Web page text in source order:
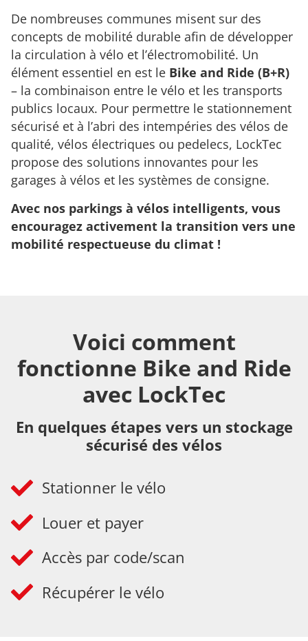
De nombreuses communes misent sur des
concepts de mobilité durable afin de développer
la circulation à vélo et l’électromobilité. Un
élément essentiel en est le Bike and Ride (B+R)
– la combinaison entre le vélo et les transports
publics locaux. Pour permettre le stationnement
sécurisé et à l’abri des intempéries des vélos de
qualité, vélos électriques ou pedelecs, LockTec
propose des solutions innovantes pour les
garages à vélos et les systèmes de consigne.
Avec nos parkings à vélos intelligents, vous
encouragez activement la transition vers une
mobilité respectueuse du climat !
Voici comment
fonctionne Bike and Ride
avec LockTec
En quelques étapes vers un stockage
sécurisé des vélos
Stationner le vélo
Louer et payer
Accès par code/scan
Récupérer le vélo